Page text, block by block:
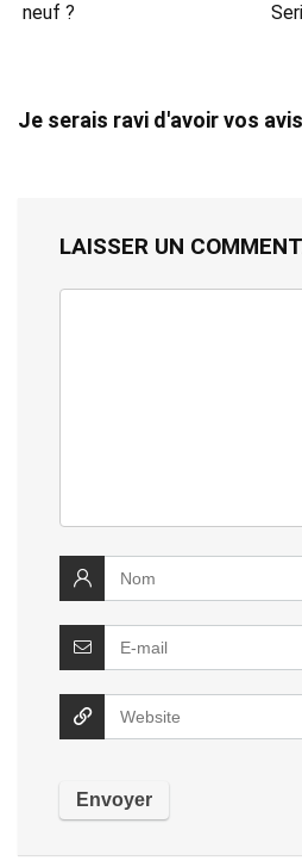
neuf ?
Je serais ravi d'avoir vos
LAISSER UN